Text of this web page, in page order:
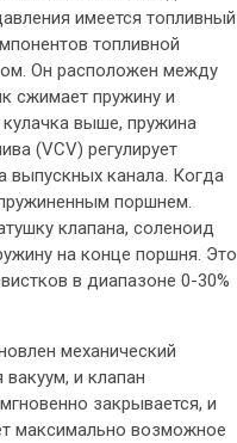
имеется топливный
топливной
Он расположен между
сжимает пружину и
выше, пружина
(VCV) регулирует
выпускных канала. Когда
поршнем.
клапана, соленоид
на конце поршня. Это
в диапазоне 0-30%
механический
и клапан
закрывается, и
максимально возможное